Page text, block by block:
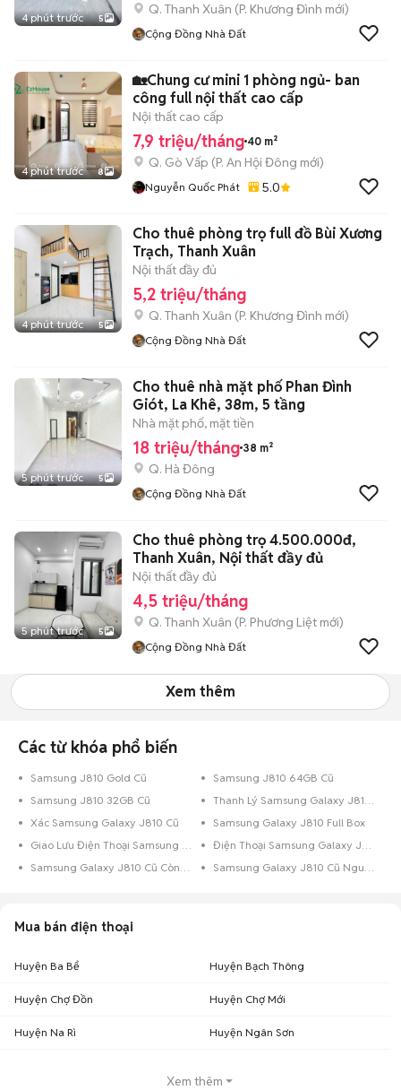
4 phút trước 5
Q. Thanh Xuân (P. Khương Đình mới)
Cộng Đồng Nhà Đất
4 phút trước 8
🏡Chung cư mini 1 phòng ngủ- ban
công full nội thất cao cấp
Nội thất cao cấp
7,9 triệu/tháng 40 m²
Q. Gò Vấp (P. An Hội Đông mới)
Nguyễn Quốc Phát 5.0
4 phút trước 5
Cho thuê phòng trọ full đồ Bùi Xương
Trạch, Thanh Xuân
Nội thất đầy đủ
5,2 triệu/tháng
Q. Thanh Xuân (P. Khương Đình mới)
Cộng Đồng Nhà Đất
5 phút trước 5
Cho thuê nhà mặt phố Phan Đình
Giót, La Khê, 38m, 5 tầng
Nhà mặt phố, mặt tiền
18 triệu/tháng 38 m²
Q. Hà Đông
Cộng Đồng Nhà Đất
5 phút trước 5
Cho thuê phòng trọ 4.500.000đ,
Thanh Xuân, Nội thất đầy đủ
Nội thất đầy đủ
4,5 triệu/tháng
Q. Thanh Xuân (P. Phương Liệt mới)
Cộng Đồng Nhà Đất
Xem thêm
Các từ khóa phổ biến
Samsung J810 Gold Cũ
Samsung J810 64GB Cũ
Samsung J810 32GB Cũ
Thanh Lý Samsung Galaxy J810 Cũ
Xác Samsung Galaxy J810 Cũ
Samsung Galaxy J810 Full Box
Giao Lưu Điện Thoại Samsung Galaxy J810
Điện Thoại Samsung Galaxy J810 Trả Góp
Samsung Galaxy J810 Cũ Còn Bảo Hành
Samsung Galaxy J810 Cũ Nguyên Zin
Mua bán điện thoại
Huyện Ba Bể Huyện Bạch Thông
Huyện Chợ Đồn Huyện Chợ Mới
Huyện Na Rì Huyện Ngân Sơn
Xem thêm